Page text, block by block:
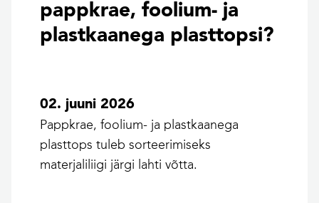
pappkrae, foolium- ja
plastkaanega plasttopsi?
02. juuni 2026
Pappkrae, foolium- ja plastkaanega
plasttops tuleb sorteerimiseks
materjaliliigi järgi lahti võtta.